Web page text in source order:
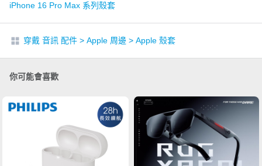
iPhone 16 Pro Max 系列殼套
穿戴 音訊 配件 > Apple 周邊 > Apple 殼套
你可能會喜歡